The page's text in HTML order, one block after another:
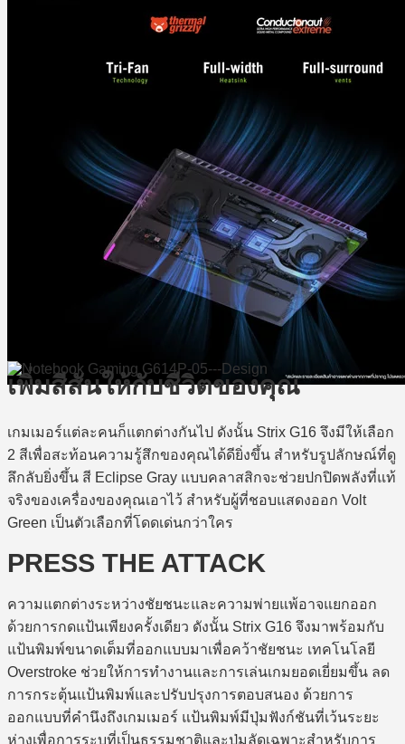
เพิ่มสีสันให้กับชีวิตของคุณ
เกมเมอร์แต่ละคนก็แตกต่างกันไป ดังนั้น Strix G16 จึงมีให้เลือก
2 สีเพื่อสะท้อนความรู้สึกของคุณได้ดียิ่งขึ้น สำหรับรูปลักษณ์ที่ดู
ลึกลับยิ่งขึ้น สี Eclipse Gray แบบคลาสสิกจะช่วยปกปิดพลังที่แท้
จริงของเครื่องของคุณเอาไว้ สำหรับผู้ที่ชอบแสดงออก Volt
Green เป็นตัวเลือกที่โดดเด่นกว่าใคร
PRESS THE ATTACK
ความแตกต่างระหว่างชัยชนะและความพ่ายแพ้อาจแยกออก
ด้วยการกดแป้นเพียงครั้งเดียว ดังนั้น Strix G16 จึงมาพร้อมกับ
แป้นพิมพ์ขนาดเต็มที่ออกแบบมาเพื่อคว้าชัยชนะ เทคโนโลยี
Overstroke ช่วยให้การทำงานและการเล่นเกมยอดเยี่ยมขึ้น ลด
การกระตุ้นแป้นพิมพ์และปรับปรุงการตอบสนอง ด้วยการ
ออกแบบที่คำนึงถึงเกมเมอร์ แป้นพิมพ์มีปุ่มฟังก์ชันที่เว้นระยะ
ห่างเพื่อการระบุที่เป็นธรรมชาติและปุ่มลัดเฉพาะสำหรับการ